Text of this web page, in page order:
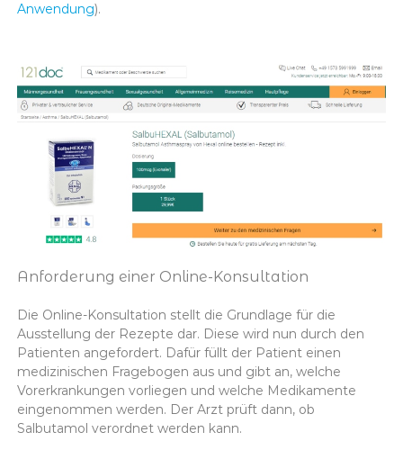
Anwendung).
Anforderung einer Online-Konsultation
Die Online-Konsultation stellt die Grundlage für die
Ausstellung der Rezepte dar. Diese wird nun durch den
Patienten angefordert. Dafür füllt der Patient einen
medizinischen Fragebogen aus und gibt an, welche
Vorerkrankungen vorliegen und welche Medikamente
eingenommen werden. Der Arzt prüft dann, ob
Salbutamol verordnet werden kann.